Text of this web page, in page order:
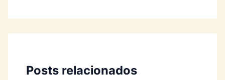
Posts relacionados